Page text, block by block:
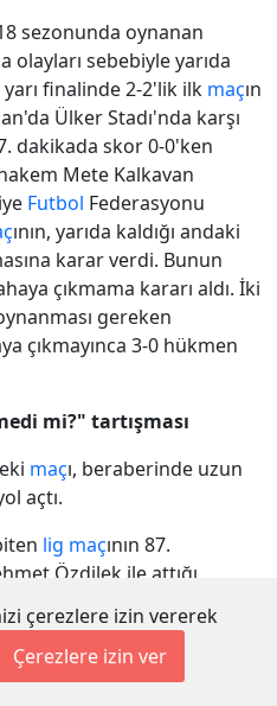
sezonunda oynanan
olayları sebebiyle yarıda
yarı finalinde 2-2'lik ilk maçın
Ülker Stadı'nda karşı
dakikada skor 0-0'ken
Mete Kalkavan
Futbol Federasyonu
ının, yarıda kaldığı andaki
karar verdi. Bunun
çıkmama kararı aldı. İki
gereken
çıkmayınca 3-0 hükmen
mi?" tartışması
maçı, beraberinde uzun
açtı.
lig maçının 87.
Özdilek ile attığı
çizgisini geçip geçmediği
neden oldu.
Semih Yuvakuran,
çerezlere izin vererek
Çerezlere izin ver